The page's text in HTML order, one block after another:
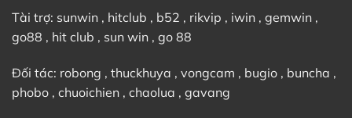
Tài trợ: sunwin , hitclub , b52 , rikvip , iwin , gemwin ,
go88 , hit club , sun win , go 88
Đối tác: robong , thuckhuya , vongcam , bugio , buncha ,
phobo , chuoichien , chaolua , gavang